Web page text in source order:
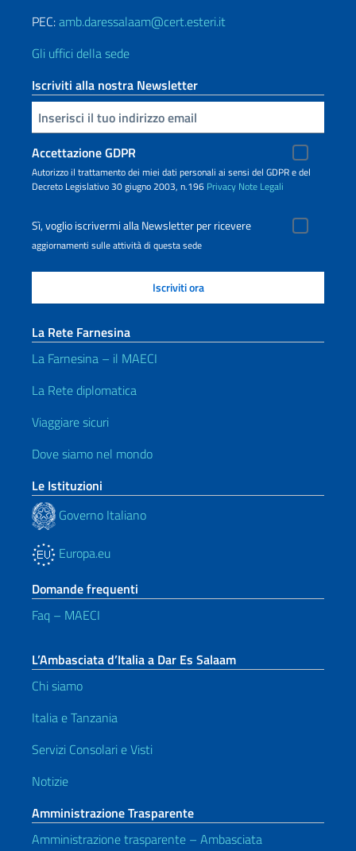
PEC:amb.daressalaam@cert.esteri.it
Gli uffici della sede
Iscriviti alla nostra Newsletter
Inserisci la tua email
Accettazione GDPR
Autorizzo il trattamento dei miei dati personali ai sensi del GDPR e del
Decreto Legislativo 30 giugno 2003, n.196 Privacy Note Legali
Sì, voglio iscrivermi alla Newsletter per ricevere
aggiornamenti sulle attività di questa sede
La Rete Farnesina
La Farnesina – il MAECI
La Rete diplomatica
Viaggiare sicuri
Dove siamo nel mondo
Le Istituzioni
Governo Italiano
Europa.eu
Domande frequenti
Faq – MAECI
L’Ambasciata d’Italia a Dar Es Salaam
Chi siamo
Italia e Tanzania
Servizi Consolari e Visti
Notizie
Amministrazione Trasparente
Amministrazione trasparente – Ambasciata